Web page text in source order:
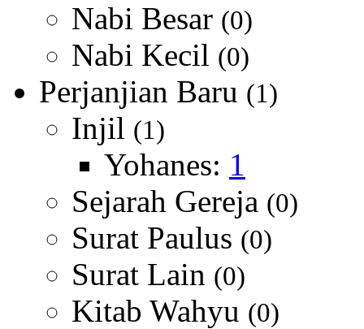
Nabi Besar (0)
Nabi Kecil (0)
Perjanjian Baru (1)
Injil (1)
Yohanes: 1
Sejarah Gereja (0)
Surat Paulus (0)
Surat Lain (0)
Kitab Wahyu (0)